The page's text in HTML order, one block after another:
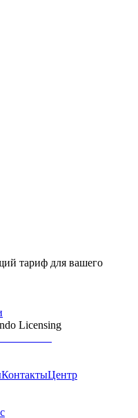
тариф для вашего
Licensing
КонтактыЦентр